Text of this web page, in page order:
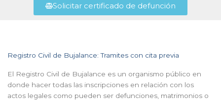
Solicitar certificado de defunción
Registro Civil de Bujalance: Tramites con cita previa
El Registro Civil de Bujalance es un organismo público en
donde hacer todas las inscripciones en relación con los
actos legales como pueden ser defunciones, matrimonios o